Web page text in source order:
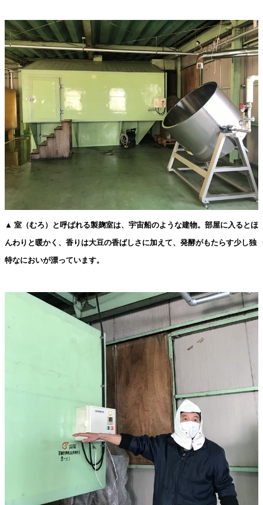
▲ 室（むろ）と呼ばれる製麹室は、宇宙船のような建物。部屋に入るとほ
んわりと暖かく、香りは大豆の香ばしさに加えて、発酵がもたらす少し独
特なにおいが漂っています。